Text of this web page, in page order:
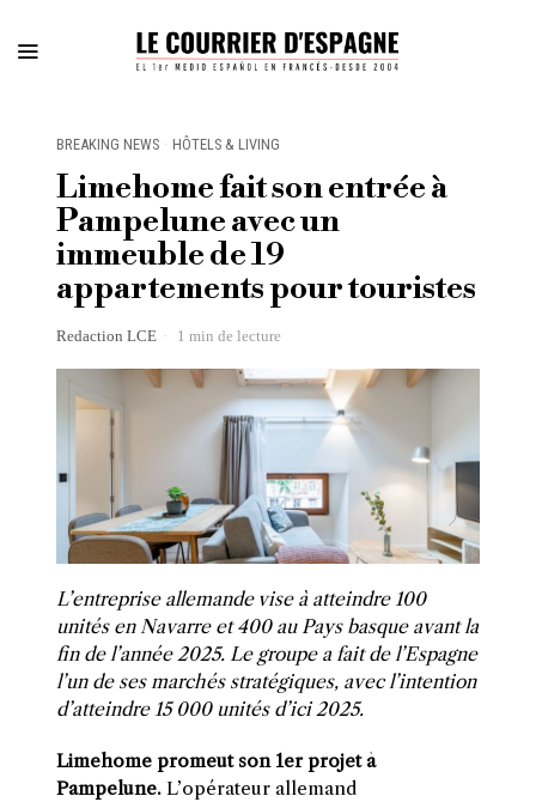
BREAKING NEWS · HÔTELS & LIVING
Limehome fait son entrée à
Pampelune avec un
immeuble de 19
appartements pour touristes
Redaction LCE 1 min de lecture
L’entreprise allemande vise à atteindre 100
unités en Navarre et 400 au Pays basque avant la
fin de l’année 2025. Le groupe a fait de l’Espagne
l’un de ses marchés stratégiques, avec l’intention
d’atteindre 15 000 unités d’ici 2025.
Limehome promeut son 1er projet à
Pampelune.L’opérateur allemand